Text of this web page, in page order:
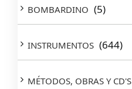
BOMBARDINO (5)
INSTRUMENTOS (644)
MÉTODOS, OBRAS Y CD'S